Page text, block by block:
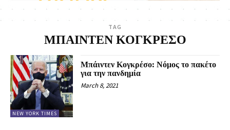
TAG
ΜΠΑΙΝΤΕΝ ΚΟΓΚΡΕΣΟ
NEW YORK TIMES
Μπάιντεν Κογκρέσο: Νόμος το πακέτο
για την πανδημία
March 8, 2021